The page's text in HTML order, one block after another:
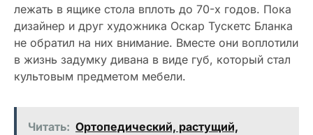
лежать в ящике стола вплоть до 70-х годов. Пока
дизайнер и друг художника Оскар Тускетс Бланка
не обратил на них внимание. Вместе они воплотили
в жизнь задумку дивана в виде губ, который стал
культовым предметом мебели.
Читать: Ортопедический, растущий,